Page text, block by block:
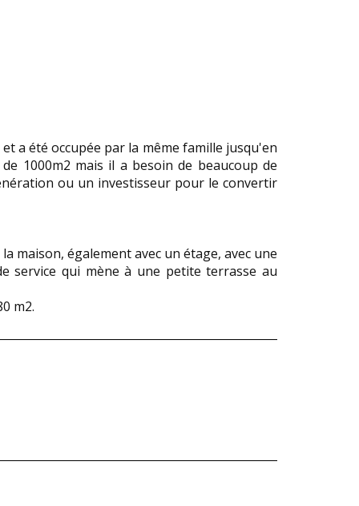
a été occupée par la même famille jusqu'en
1000m2 mais il a besoin de beaucoup de
ou un investisseur pour le convertir
maison, également avec un étage, avec une
service qui mène à une petite terrasse au
m2.